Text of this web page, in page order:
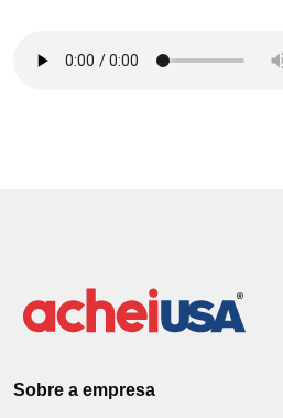
Sobre a empresa